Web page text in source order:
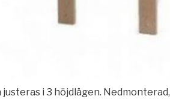
i 3 höjdlägen. Nedmonterad,